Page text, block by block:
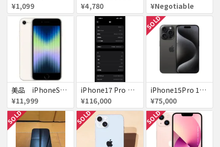
¥1,099
¥4,780
¥Negotiable
美品 iPhoneSE２ ｉＯＳ１８
¥11,999
iPhone17 Pro Max 256GB 画面割れ
¥116,000
SOLD
iPhone15Pro 128GB ブラックチタニウム au
¥75,000
SOLD SOLD SOLD